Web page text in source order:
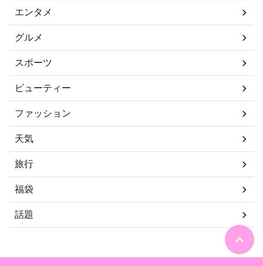
エンタメ
グルメ
スポーツ
ビューティー
ファッション
天気
旅行
福袋
話題